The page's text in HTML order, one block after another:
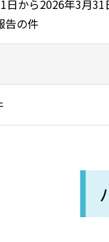
から2026年3月31
告の件